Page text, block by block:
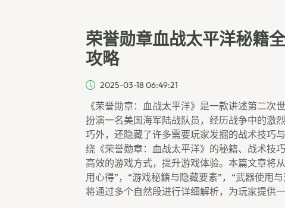
荣誉勋章血战太平洋秘籍
攻略
2025-03-18 06:49:21
《荣誉勋章：血战太平洋》是一款讲述第二
扮演一名美国海军陆战队员，经历战争中的激
巧外，还隐藏了许多需要玩家发掘的战术技巧
绕《荣誉勋章：血战太平洋》的秘籍、战术技
高效的游戏方式，提升游戏体验。本篇文章将
用心得”，“游戏秘籍与隐藏要素”，“武器使用
将通过多个自然段进行详细解析，为玩家提供